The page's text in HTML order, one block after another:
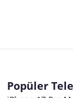
Popüler